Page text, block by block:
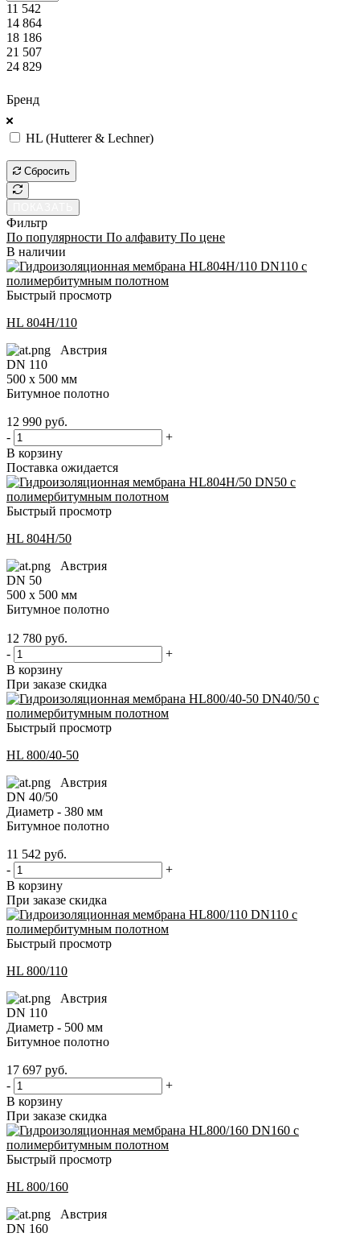
11 542
14 864
18 186
21 507
24 829
Бренд
HL (Hutterer & Lechner)
Сбросить
Фильтр
По популярности По алфавиту По цене
В наличии
Быстрый просмотр
HL 804H/110
Австрия
DN 110
500 x 500 мм
Битумное полотно
12 990 руб.
-
+
В корзину
Поставка ожидается
Быстрый просмотр
HL 804H/50
Австрия
DN 50
500 x 500 мм
Битумное полотно
12 780 руб.
-
+
В корзину
При заказе скидка
Быстрый просмотр
HL 800/40-50
Австрия
DN 40/50
Диаметр - 380 мм
Битумное полотно
11 542 руб.
-
+
В корзину
При заказе скидка
Быстрый просмотр
HL 800/110
Австрия
DN 110
Диаметр - 500 мм
Битумное полотно
17 697 руб.
-
+
В корзину
При заказе скидка
Быстрый просмотр
HL 800/160
Австрия
DN 160